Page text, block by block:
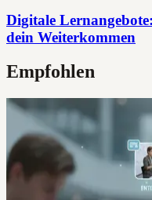
Digitale
dein Weiterkommen
Empfohlen